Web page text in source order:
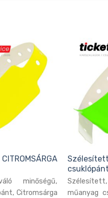
minőségű,
Citromsárga
csuklópánt
műanyag